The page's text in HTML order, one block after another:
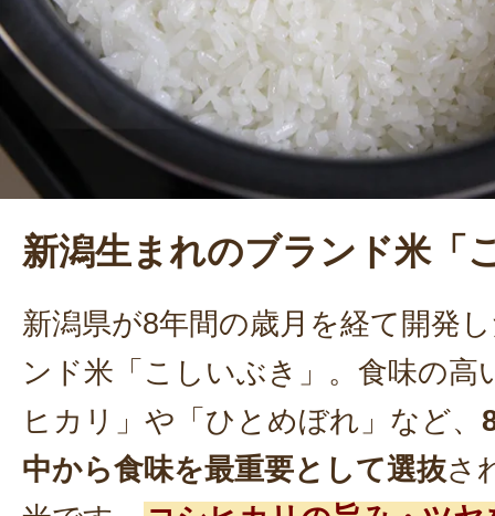
てもらう丁寧なリーフレットで、リ
せられている。
新潟生まれのブランド米「
新潟県が8年間の歳月を経て開発
ンド米「こしいぶき」。食味の高
ヒカリ」や「ひとめぼれ」など、
中から食味を最重要として選抜さ